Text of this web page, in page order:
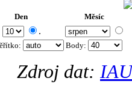
Den Měsíc
.
Body:
Zdroj dat: